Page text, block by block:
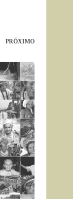
PRÓXIMO